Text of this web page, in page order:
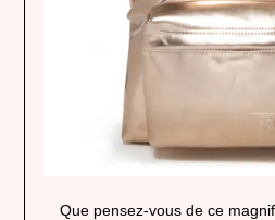
Que pensez-vous de ce